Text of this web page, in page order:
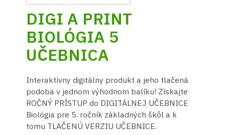
DIGI A PRINT
BIOLÓGIA 5
UČEBNICA
Interaktívny digitálny produkt a jeho tlačená
podoba v jednom výhodnom balíku! Získajte
ROČNÝ PRÍSTUP do DIGITÁLNEJ UČEBNICE
Biológia pre 5. ročník základných škôl a k
tomu TLAČENÚ VERZIU UČEBNICE.